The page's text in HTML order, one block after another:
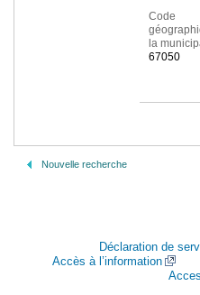
Code
la
67050
Nouvelle recherche
Déclaration de
Accès à l’information